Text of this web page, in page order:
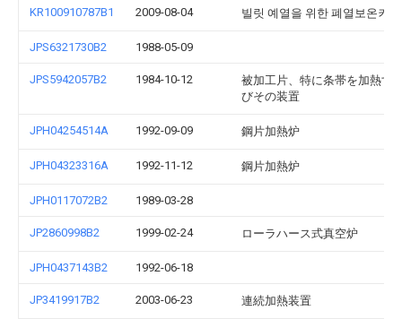
KR100910787B1 2009-08-04 빌릿 예열을 위한 폐열보온커
JPS6321730B2 1988-05-09
JPS5942057B2 1984-10-12
被加工片、特に条帯を加熱す
びその装置
JPH04254514A 1992-09-09 鋼片加熱炉
JPH04323316A 1992-11-12 鋼片加熱炉
JPH0117072B2 1989-03-28
JP2860998B2 1999-02-24 ローラハース式真空炉
JPH0437143B2 1992-06-18
JP3419917B2 2003-06-23 連続加熱装置